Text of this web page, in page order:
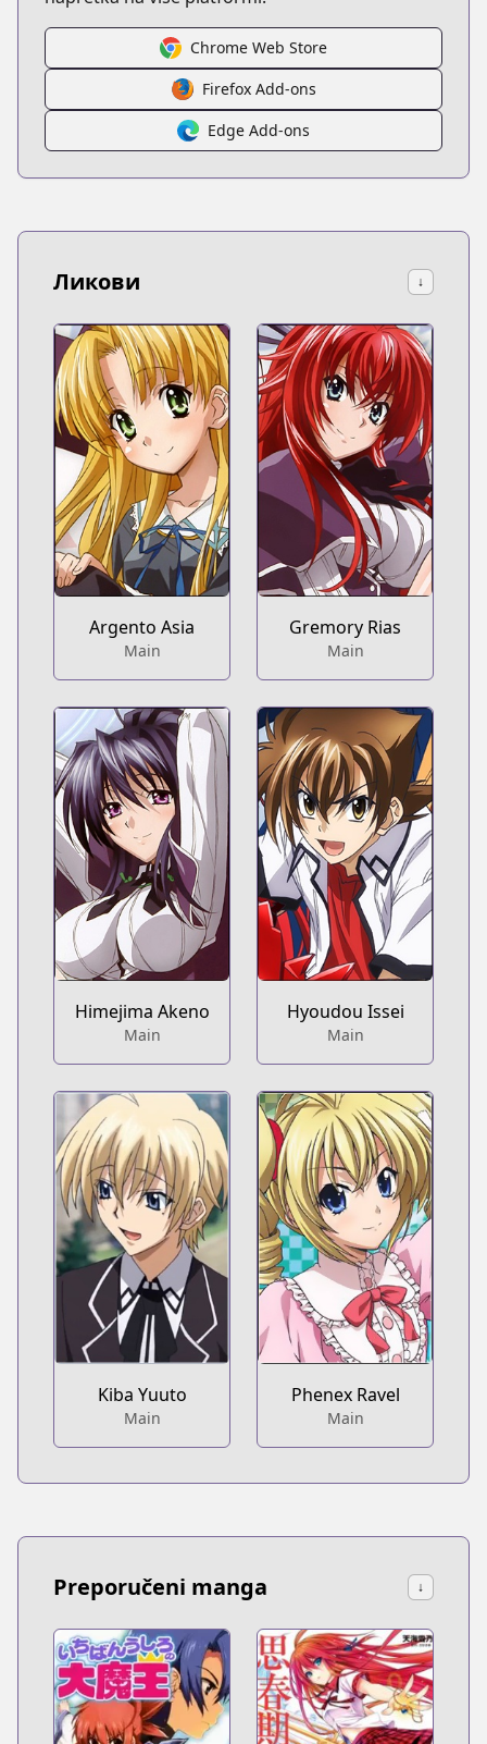
Chrome Web Store
Firefox Add-ons
Edge Add-ons
Ликови ↓
Argento Asia
Main
Gremory Rias
Main
Himejima Akeno
Main
Hyoudou Issei
Main
Kiba Yuuto
Main
Phenex Ravel
Main
Preporučeni manga ↓